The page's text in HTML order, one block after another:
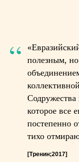
“
полезным,
Содружества
которое все
постепенно
тихо
[Тренин;2017]